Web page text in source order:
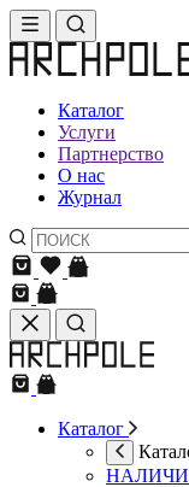
Каталог
Услуги
Партнерство
О нас
Журнал
Каталог